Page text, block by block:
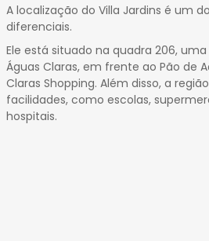
A localização do Villa Jardins é um
diferenciais.
Ele está situado na quadra 206,
Águas Claras, em frente ao Pão de
Claras Shopping. Além disso, a
facilidades, como escolas,
hospitais.